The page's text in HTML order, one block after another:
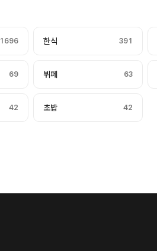
1696 한식 391
69 뷔페 63
42 초밥 42